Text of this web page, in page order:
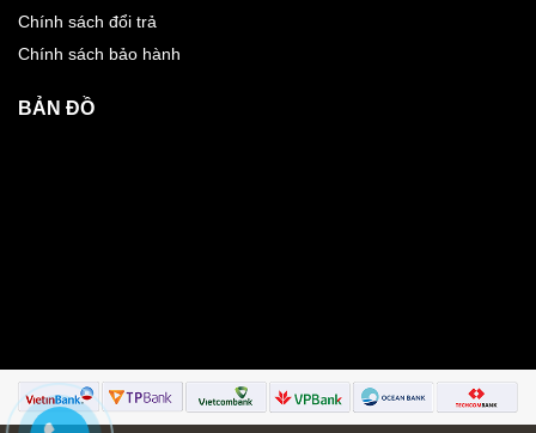
Chính sách đổi trả
Chính sách bảo hành
BẢN ĐỒ